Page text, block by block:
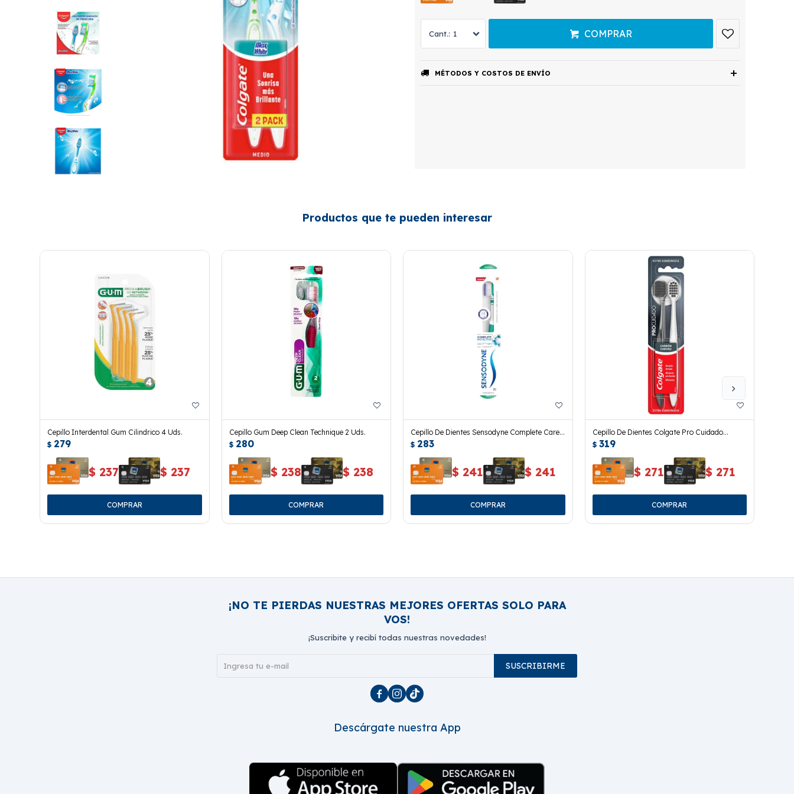
1 COMPRAR
MÉTODOS Y COSTOS DE ENVÍO
Productos que te pueden interesar
Cepillo Interdental Gum Cilindrico 4 Uds.
$ 279
$ 237 $ 237
Cepillo Gum Deep Clean Technique 2 Uds.
$ 280
$ 238 $ 238
Cepillo De Dientes Sensodyne Complete Care
Medium
$ 283
$ 241 $ 241
Cepillo De Dientes Colgate Pro Cuidado
Carbon 2 Uds.
$ 319
$ 271 $ 271
¡NO TE PIERDAS NUESTRAS MEJORES OFERTAS SOLO PARA
VOS!
¡Suscribite y recibí todas nuestras novedades!
SUSCRIBIRME
  
Descárgate nuestra App